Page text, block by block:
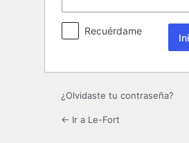
Recuérdame
¿Olvidaste tu contraseña?
← Ir a Le-Fort